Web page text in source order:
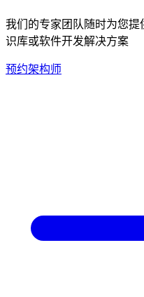
我们的专家团队随时为您
识库或软件开发解决方案
预约架构师